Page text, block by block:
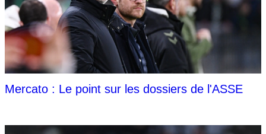
Mercato : Le point sur les dossiers de l'ASSE